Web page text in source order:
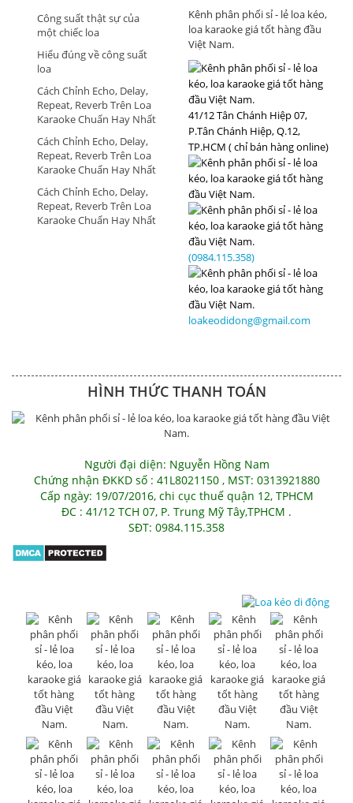
HÀNG
Công suất thật sự của
một chiếc loa
Hiểu đúng về công suất
loa
Cách Chỉnh Echo, Delay,
Repeat, Reverb Trên Loa
Karaoke Chuẩn Hay Nhất
Cách Chỉnh Echo, Delay,
Repeat, Reverb Trên Loa
Karaoke Chuẩn Hay Nhất
Cách Chỉnh Echo, Delay,
Repeat, Reverb Trên Loa
Karaoke Chuẩn Hay Nhất
Kênh phân phối sỉ - lẻ loa kéo,
loa karaoke giá tốt hàng đầu
Việt Nam.
41/12 Tân Chánh Hiệp 07,
P.Tân Chánh Hiệp, Q.12,
TP.HCM ( chỉ bán hàng online)
(0984.115.358)
loakeodidong@gmail.com
HÌNH THỨC THANH TOÁN
Người đại diện: Nguyễn Hồng Nam
Chứng nhận ĐKKD số : 41L8021150 , MST: 0313921880
Cấp ngày: 19/07/2016, chi cục thuế quận 12, TPHCM
ĐC : 41/12 TCH 07, P. Trung Mỹ Tây,TPHCM .
SĐT: 0984.115.358